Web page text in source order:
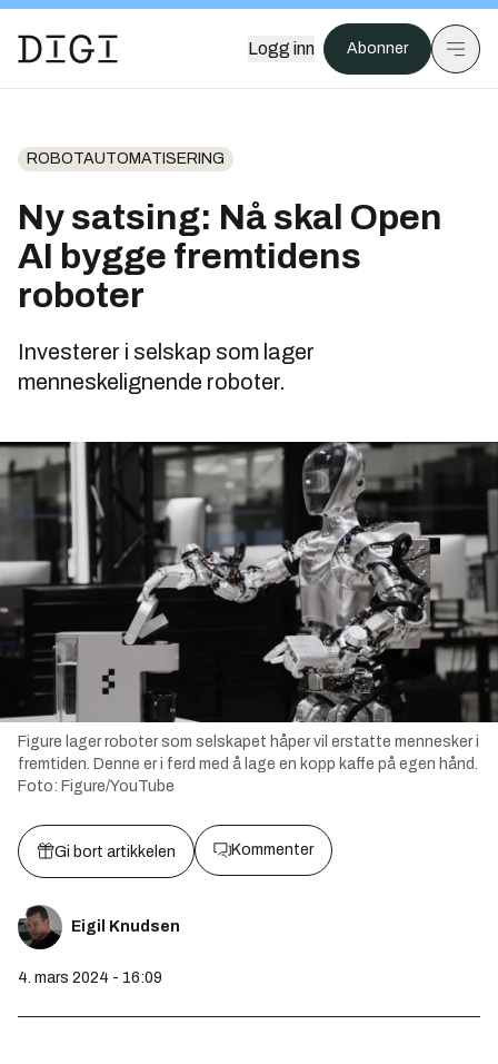
Logg inn Abonner
ROBOTAUTOMATISERING
Ny satsing: Nå skal Open
AI bygge fremtidens
roboter
Investerer i selskap som lager
menneskelignende roboter.
Figure lager roboter som selskapet håper vil erstatte mennesker i
fremtiden. Denne er i ferd med å lage en kopp kaffe på egen hånd.
Foto: Figure/YouTube
Gi bort artikkelen Kommenter
Eigil Knudsen
4. mars 2024 - 16:09